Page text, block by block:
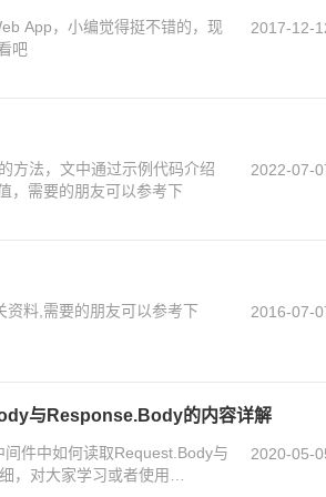
App，小编觉得挺不错的，现
吧
2017-12-
方法，文中通过示例代码介绍
，需要的朋友可以参考下
2022-07-
资料,需要的朋友可以参考下 2016-07-
与Response.Body的内容详解
件中如何读取Request.Body与
，对大家学习或者使用
2020-05-